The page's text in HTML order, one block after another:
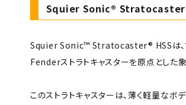
Squier Sonic®
Squier Sonic™ Stratocaster® HSSは、す
Fenderストラトキャスターを原点とした
このストラトキャスターは、薄く軽量なボ